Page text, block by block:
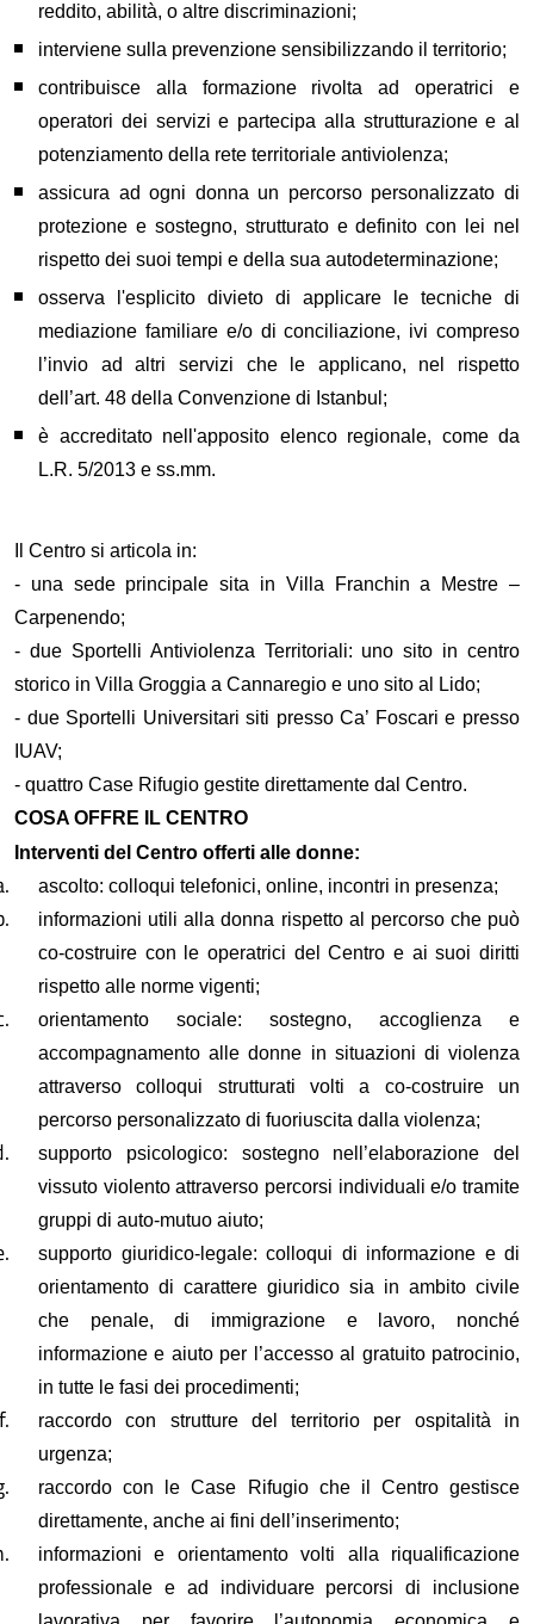
reddito, abilità, o altre discriminazioni;
interviene sulla prevenzione sensibilizzando il territorio;
contribuisce alla formazione rivolta ad operatrici e
operatori dei servizi e partecipa alla strutturazione e al
potenziamento dell a rete territorial e antiviolenza;
assicura ad ogni donna un percorso personalizzato di
protezione e sostegno, strutturato e definito con lei nel
rispetto dei suoi tempi e della sua autodeterminazione;
osserva l'esplicito divieto di applicare le tecniche di
mediazione familiare e/o diconciliazione, ivi compreso
l’invio ad altri servizi che le applicano, nel rispetto
dell’art. 48 della Convenzione di stanbul;
è accreditato nell'apposito elenco regionale, come da
L.R. 5/2013 e ss.mm.
Il Centro si articola in:
- una sede principalesita in Villa Franchin a Mestre –
Carpenendo;
- due Sportelli Antiviolenza Territoriali: uno sito in centro
storico in Villa Groggia a Cannaregio e uno sito al Lido;
- due Sportelli Universitari siti presso Ca’ Foscari e presso
IUAV;
- quattro Case Rifugio gestite direttamente dal Centro.
COSA OFFRE IL CENTRO
Interventi del Centro offerti alle donne:
ascolto: colloqui telefonici, online, incontri in presenza;
informazioni utili alla donna rispetto al percorso che può
co-costruire con
le operatrici del Centro e ai suoi diritti
rispetto all e norme vigenti;
orientamento sociale: sostegno, accoglienza e
accompagnamento alle donne in situazioni di violenza
attraverso colloqui strutturati volti a co-costruire un
percorso personalizzato di fuoriuscita dalla violenza;
supporto psicologico: sostegno nell’elaborazione del
vissuto violento attraverso percorsi individuali e/o tramite
gruppi di auto-mutuo aiuto;
supporto giuridico-legale: colloqui di informazione e di
orientamento di carattere giuridico sia in ambito civile
che penale, di immigrazione e lavoro, nonché
informazione e aiuto per l’accesso al gratuito patrocinio,
in tutte le fasi dei procedimenti;
raccordocon strutture del territorio per ospitalità in
urgenza;
raccordo con
leCase Rifugio che il Centro gestisce
direttamente, anche ai fini dell’inserimento;
informazioni e orientamento
volti alla riqualificazione
professionale e ad individuare percorsi di inclusione